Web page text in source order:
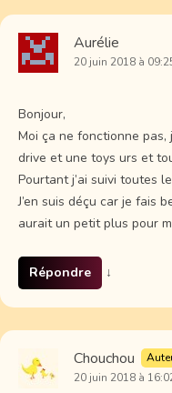
Aurélie
20 juin 2018 à
Bonjour,
Moi ça ne fonctionne pas,
drive et une toys urs et
Pourtant j’ai suivi toutes
J’en suis déçu car je fais
aurait un petit plus pour
Répondre ↓
Chouchou
20 juin 2018 à